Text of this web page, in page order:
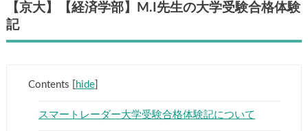
【京大】【経済学部】M.I先生の大学受験合格体験
記
Contents hide]
スマートレーダー大学受験合格体験記について